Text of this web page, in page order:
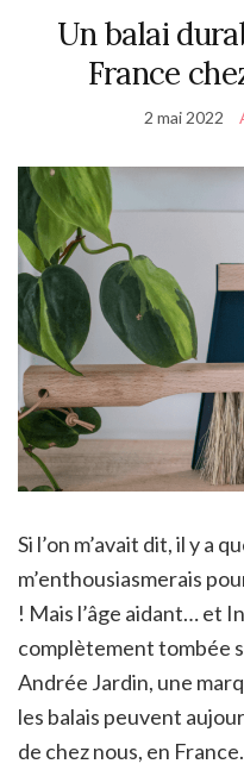
Un balai
France
2 mai 2022
Si l’on m’avait dit, il y a
m’enthousiasmerais
! Mais l’âge aidant… et
complètement tombée
Andrée Jardin, une
les balais peuvent
de chez nous, en